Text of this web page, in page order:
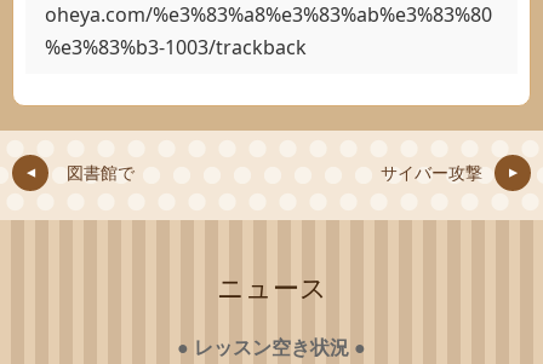
oheya.com/%e3%83%a8%e3%83%ab%e3%83%80
%e3%83%b3-1003/trackback
図書館で サイバー攻撃
ニュース
● レッスン空き状況 ●